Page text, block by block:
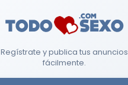
Regístrate y publica tus anuncios
fácilmente.